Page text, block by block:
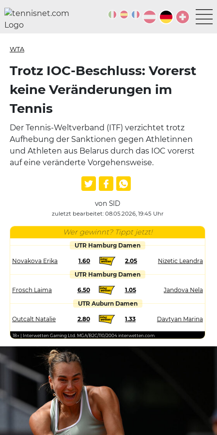
WTA
Trotz IOC-Beschluss: Vorerst
keine Veränderungen im
Tennis
Der Tennis-Weltverband (ITF) verzichtet trotz
Aufhebung der Sanktionen gegen Athletinnen
und Athleten aus Belarus durch das IOC vorerst
auf eine veränderte Vorgehensweise.
von SID
zuletzt bearbeitet: 08.05.2026, 19:45 Uhr
Wer gewinnt? Tippt jetzt!
UTR Hamburg Damen
Novakova Erika 1.60 2.05
Nizetic Leandra
UTR Hamburg Damen
Frosch Laima 6.50 1.05
Jandova Nela
UTR Auburn Damen
Outcalt Natalie 2.80 1.33 Davtyan Marina
18+ | Interwetten Gaming Ltd. MGA/B2C/110/2004 interwetten.com